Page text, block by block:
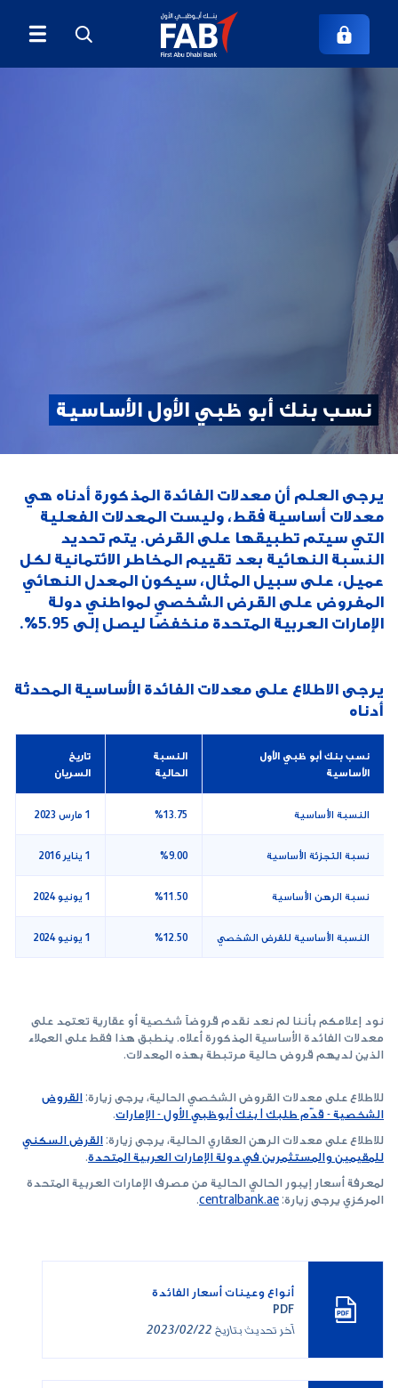
نسب بنك أبو ظبي الأول الأساسية
يرجى العلم أن معدلات الفائدة المذكورة أدناه هي
معدلات أساسية فقط، وليست المعدلات الفعلية
التي سيتم تطبيقها على القرض. يتم تحديد
النسبة النهائية بعد تقييم المخاطر الائتمانية لكل
عميل، على سبيل المثال، سيكون المعدل النهائي
المفروض على القرض الشخصي لمواطني دولة
الإمارات العربية المتحدة منخفضًا ليصل إلى 5.95%.
يرجى الاطلاع على معدلات الفائدة الأساسية المحدثة
أدناه
نسب بنك أبو ظبي الأول
الأساسية
النسبة
الحالية
تاريخ
السريان
النسبة الأساسية %13.75 1 مارس 2023
نسبة التجزئة الأساسية %9.00 1 يناير 2016
نسبة الرهن الأساسية %11.50 1 يونيو 2024
النسبة الأساسية للقرض الشخصي %12.50 1 يونيو 2024
نود إعلامكم بأننا لم نعد نقدم قروضاً شخصية أو عقارية تعتمد على
معدلات الفائدة الأساسية المذكورة أعلاه. ينطبق هذا فقط على العملاء
الذين لديهم قروض حالية مرتبطة بهذه المعدلات.
للاطلاع على معدلات القروض الشخصي الحالية، يرجى زيارة: القروض
الشخصية - قدّم طلبك | بنك أبوظبي الأول - الإمارات.
للاطلاع على معدلات الرهن العقاري الحالية، يرجى زيارة: القرض السكني
للمقيمين والمستثمرين في دولة الإمارات العربية المتحدة.
لمعرفة أسعار إيبور الحالي الحالية من مصرف الإمارات العربية المتحدة
المركزي يرجى زيارة: centralbank.ae
.
أنواع وعينات أسعار الفائدة
PDF
آخر تحديث بتاريخ 2023/02/22